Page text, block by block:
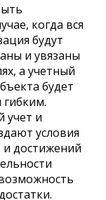
когда вся
будут
и увязаны
а учетный
будет
учет и
условия
и достижений